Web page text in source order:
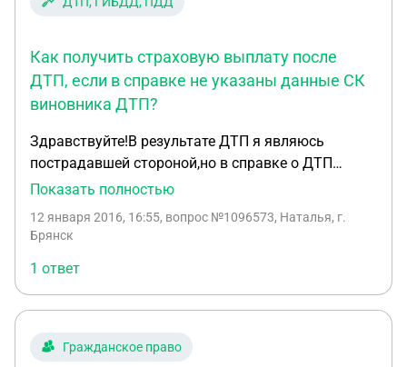
Как получить страховую выплату после
ДТП, если в справке не указаны данные СК
виновника ДТП?
Здравствуйте!В результате ДТП я являюсь
пострадавшей стороной,но в справке о ДТП
инспектор не вписал никаких данных о страховой
вписан в страховку и был пьяный.Что делать?
Показать полностью
12 января 2016, 16:55, вопрос №1096573, Наталья, г.
Брянск
1 ответ
Гражданское право